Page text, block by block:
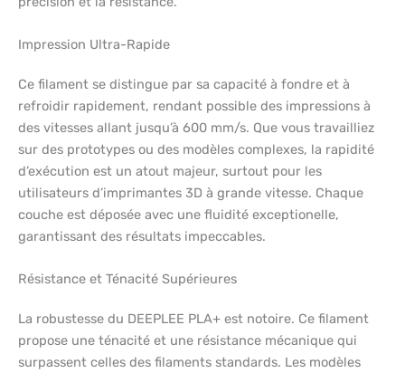
Impression Ultra-Rapide
Ce filament se distingue par sa capacité à fondre et à
refroidir rapidement, rendant possible des impressions à
des vitesses allant jusqu’à 600 mm/s. Que vous travailliez
sur des prototypes ou des modèles complexes, la rapidité
d’exécution est un atout majeur, surtout pour les
utilisateurs d’imprimantes 3D à grande vitesse. Chaque
couche est déposée avec une fluidité exceptionelle,
garantissant des résultats impeccables.
Résistance et Ténacité Supérieures
La robustesse du DEEPLEE PLA+ est notoire. Ce filament
propose une ténacité et une résistance mécanique qui
surpassent celles des filaments standards. Les modèles